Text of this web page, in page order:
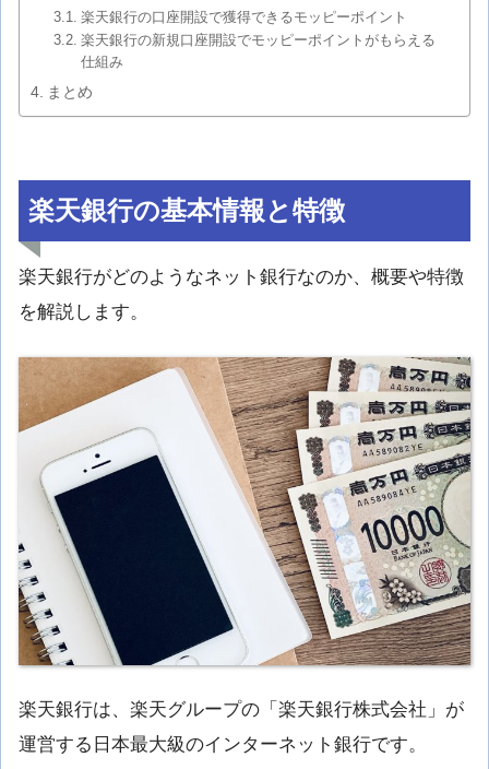
楽天銀行の口座開設で獲得できるモッピーポイント
楽天銀行の新規口座開設でモッピーポイントがもらえる
仕組み
まとめ
楽天銀行の基本情報と特徴
楽天銀行がどのようなネット銀行なのか、概要や特徴
を解説します。
楽天銀行は、楽天グループの「楽天銀行株式会社」が
運営する日本最大級のインターネット銀行です。